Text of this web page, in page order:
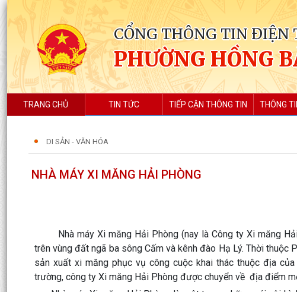
CỔNG THÔNG TIN ĐIỆN
PHƯỜNG HỒNG
TRANG CHỦ TIN TỨC TIẾP CẬN THÔNG TIN THÔNG
DI SẢN - VĂN HÓA
NHÀ MÁY XI MĂNG HẢI PHÒNG
Nhà máy Xi măng Hải Phòng (nay là Công ty Xi măng
trên vùng đất ngã ba sông Cấm và kênh đào Hạ Lý. Thời
sản xuất xi măng phục vụ công cuộc khai thác thuộc địa
trường, công ty Xi măng Hải Phòng được chuyển về địa điểm